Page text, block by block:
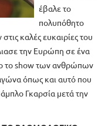
έβαλε το
πολυπόθητο
καλές ευκαιρίες του
την Ευρώπη σε ένα
το show των ανθρώπων
όπως και αυτό που
Γκαρσία μετά την